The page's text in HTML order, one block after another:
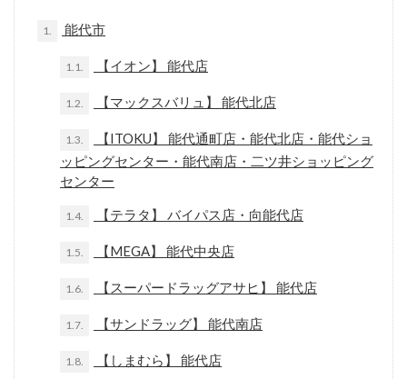
1. 能代市
1.1. 【イオン】 能代店
1.2. 【マックスバリュ】 能代北店
1.3.
【ITOKU】 能代通町店・能代北店・能代ショ
ッピングセンター・能代南店・二ツ井ショッピング
センター
1.4. 【テラタ】 バイパス店・向能代店
1.5. 【MEGA】 能代中央店
1.6. 【スーパードラッグアサヒ】 能代店
1.7. 【サンドラッグ】 能代南店
1.8. 【しまむら】 能代店